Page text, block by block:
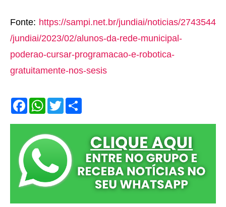
Fonte: https://sampi.net.br/jundiai/noticias/2743544
/jundiai/2023/02/alunos-da-rede-municipal-
poderao-cursar-programacao-e-robotica-
gratuitamente-nos-sesis
F
a
e
o
o
W
h
t
s
A
T
w
t
e
r
r